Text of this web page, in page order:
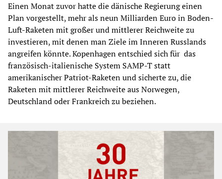
Einen Monat zuvor hatte die dänische Regierung einen
Plan vorgestellt, mehr als neun Milliarden Euro in Boden-
Luft-Raketen mit großer und mittlerer Reichweite zu
investieren, mit denen man Ziele im Inneren Russlands
angreifen könnte. Kopenhagen entschied sich für das
französisch-italienische System SAMP-T statt
amerikanischer Patriot-Raketen und sicherte zu, die
Raketen mit mittlerer Reichweite aus Norwegen,
Deutschland oder Frankreich zu beziehen.